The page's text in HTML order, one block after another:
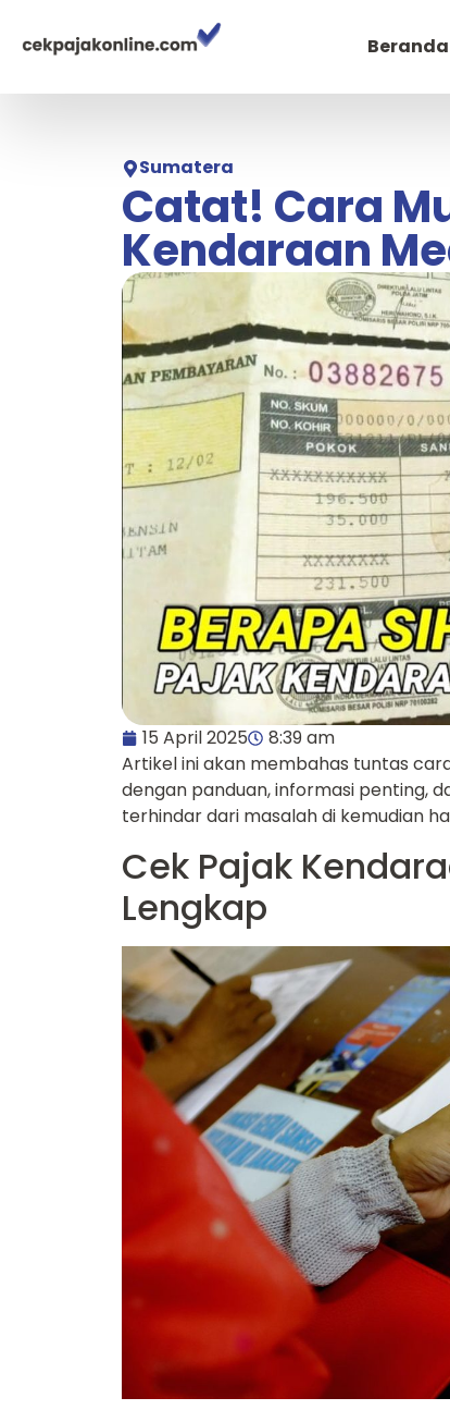
Beranda
Sumatera
Catat! Cara
Kendaraan
15 April 2025
8:39 am
Artikel ini akan membahas tuntas
dengan panduan, informasi penting,
terhindar dari masalah di kemudian
Cek Pajak
Lengkap